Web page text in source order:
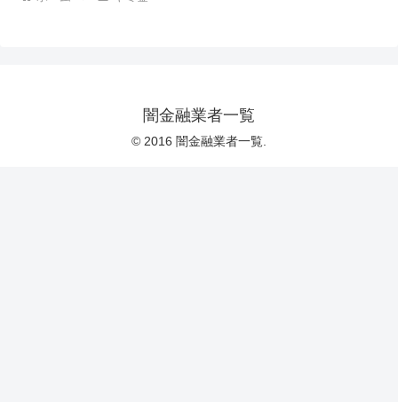
闇金融業者一覧
© 2016 闇金融業者一覧.